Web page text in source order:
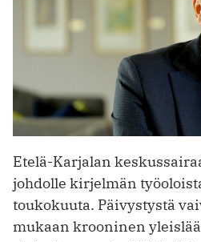
Etelä-Karjalan
johdolle kirjelmän
toukokuuta. Päivystystä
mukaan krooninen